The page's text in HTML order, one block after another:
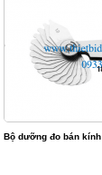
Bộ dưỡng đo bán